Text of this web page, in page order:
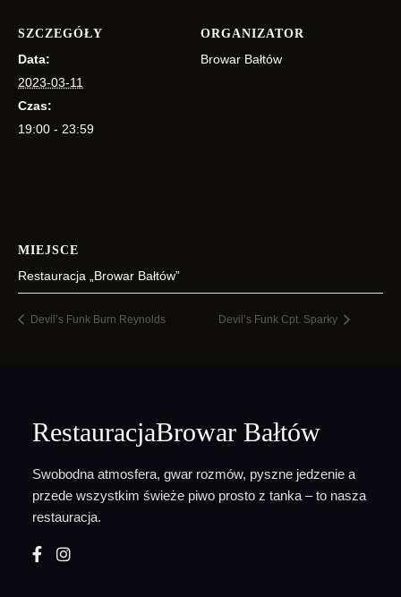
SZCZEGÓŁY
Data:
2023-03-11
Czas:
19:00 - 23:59
ORGANIZATOR
Browar Bałtów
MIEJSCE
Restauracja „Browar Bałtów”
Devil’s Funk Burn Reynolds Devil’s Funk Cpt. Sparky
RestauracjaBrowar Bałtów
Swobodna atmosfera, gwar rozmów, pyszne jedzenie a
przede wszystkim świeże piwo prosto z tanka – to nasza
restauracja.